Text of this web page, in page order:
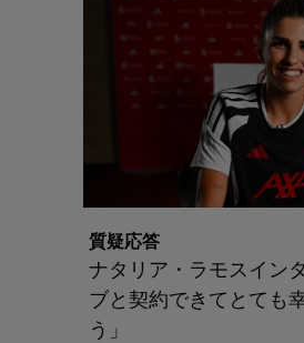
質疑応答
ナタリア・ラモスイン
ブと契約できてとても
う」